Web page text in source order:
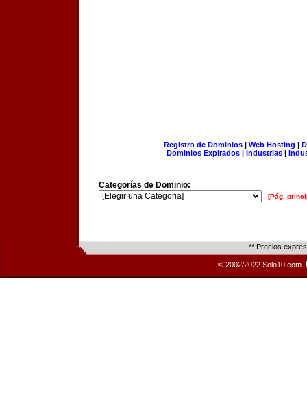
Registro de Dominios| Web Hosting |
Dominios Expirados | Industrias |
Categorías de Dominio:
[Pág.
** Precios
© 2002/2022 Solo10.com